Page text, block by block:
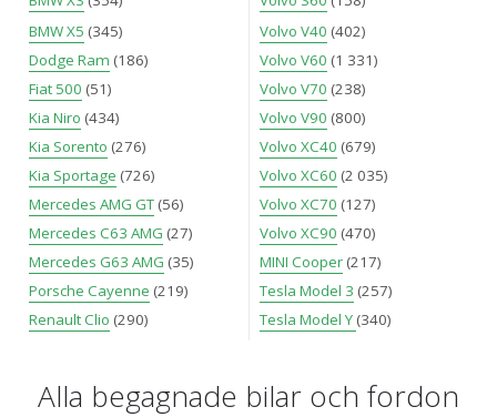
BMW X5 (345)
Dodge Ram (186)
Fiat 500 (51)
Kia Niro (434)
Kia Sorento (276)
Kia Sportage (726)
Mercedes AMG GT (56)
Mercedes C63 AMG (27)
Mercedes G63 AMG (35)
Porsche Cayenne (219)
Renault Clio (290)
Volvo V40 (402)
Volvo V60 (1 331)
Volvo V70 (238)
Volvo V90 (800)
Volvo XC40 (679)
Volvo XC60 (2 035)
Volvo XC70 (127)
Volvo XC90 (470)
MINI Cooper(217)
Tesla Model 3 (257)
Tesla Model Y (340)
Alla begagnade bilar och fordon